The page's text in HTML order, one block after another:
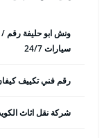
سيارات 24/7
رقم فني تكييف كيفان 98025055 فني تكييف مركزي 24
شركة نقل اثاث الكويت 50993766 هاف لوري وانيت